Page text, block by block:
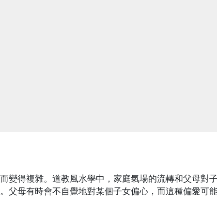
變得複雜。道教風水學中，家庭氣場的流轉和父母對
父母有時會不自覺地對某個子女偏心，而這種偏愛可